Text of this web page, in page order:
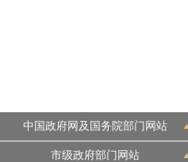
中国政府网及国务院部门网站
市级政府部门网站